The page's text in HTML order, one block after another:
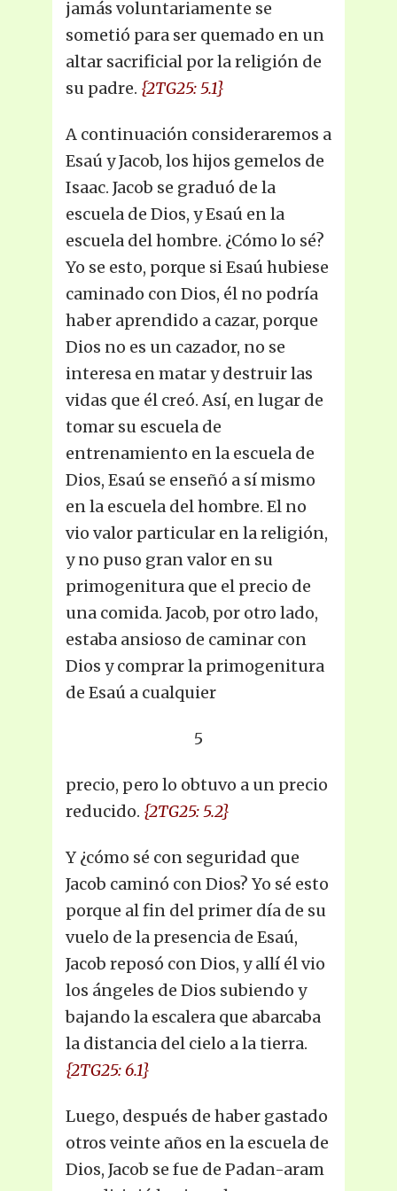
jamás voluntariamente se
sometió para ser quemado en un
altar sacrificial por la religión de
su padre. {2TG25: 5.1}
A continuación consideraremos a
Esaú y Jacob, los hijos gemelos de
Isaac. Jacob se graduó de la
escuela de Dios, y Esaú en la
escuela del hombre. ¿Cómo lo sé?
Yo se esto, porque si Esaú hubiese
caminado con Dios, él no podría
haber aprendido a cazar, porque
Dios no es un cazador, no se
interesa en matar y destruir las
vidas que él creó. Así, en lugar de
tomar su escuela de
entrenamiento en la escuela de
Dios, Esaú se enseñó a sí mismo
en la escuela del hombre. El no
vio valor particular en la religión,
y no puso gran valor en su
primogenitura que el precio de
una comida. Jacob, por otro lado,
estaba ansioso de caminar con
Dios y comprar la primogenitura
de Esaú a cualquier
5
precio, pero lo obtuvo a un precio
reducido. {2TG25: 5.2}
Y ¿cómo sé con seguridad que
Jacob caminó con Dios? Yo sé esto
porque al fin del primer día de su
vuelo de la presencia de Esaú,
Jacob reposó con Dios, y allí él vio
los ángeles de Dios subiendo y
bajando la escalera que abarcaba
la distancia del cielo a la tierra.
{2TG25: 6.1}
Luego, después de haber gastado
otros veinte años en la escuela de
Dios, Jacob se fue de Padan-aram